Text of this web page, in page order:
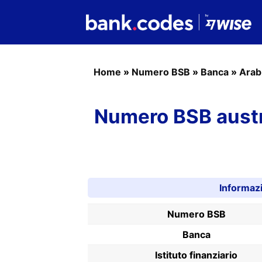
Home » Numero BSB » Banca »
Numero BSB
Numero BSB
Banca
Istituto finanziario